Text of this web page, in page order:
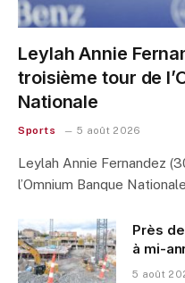
Leylah Annie
troisième tour de
Nationale
Sports 5 août 2026
Leylah Annie Fernandez
l’Omnium Banque
Près
à mi-
5 août